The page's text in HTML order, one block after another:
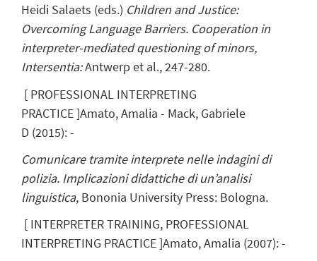
Heidi Salaets (eds.) Children and Justice:
Overcoming Language Barriers. Cooperation in
interpreter-mediated questioning of minors,
Intersentia:Antwerp et al., 247-280.
[ PROFESSIONAL INTERPRETING
PRACTICE]Amato, Amalia - Mack, Gabriele
D (2015):-
Comunicare tramite interprete nelle indagini di
polizia. Implicazioni didattiche di un’analisi
linguistica, Bononia University Press: Bologna.
[ INTERPRETER TRAINING, PROFESSIONAL
INTERPRETING PRACTICE]Amato, Amalia (2007):-